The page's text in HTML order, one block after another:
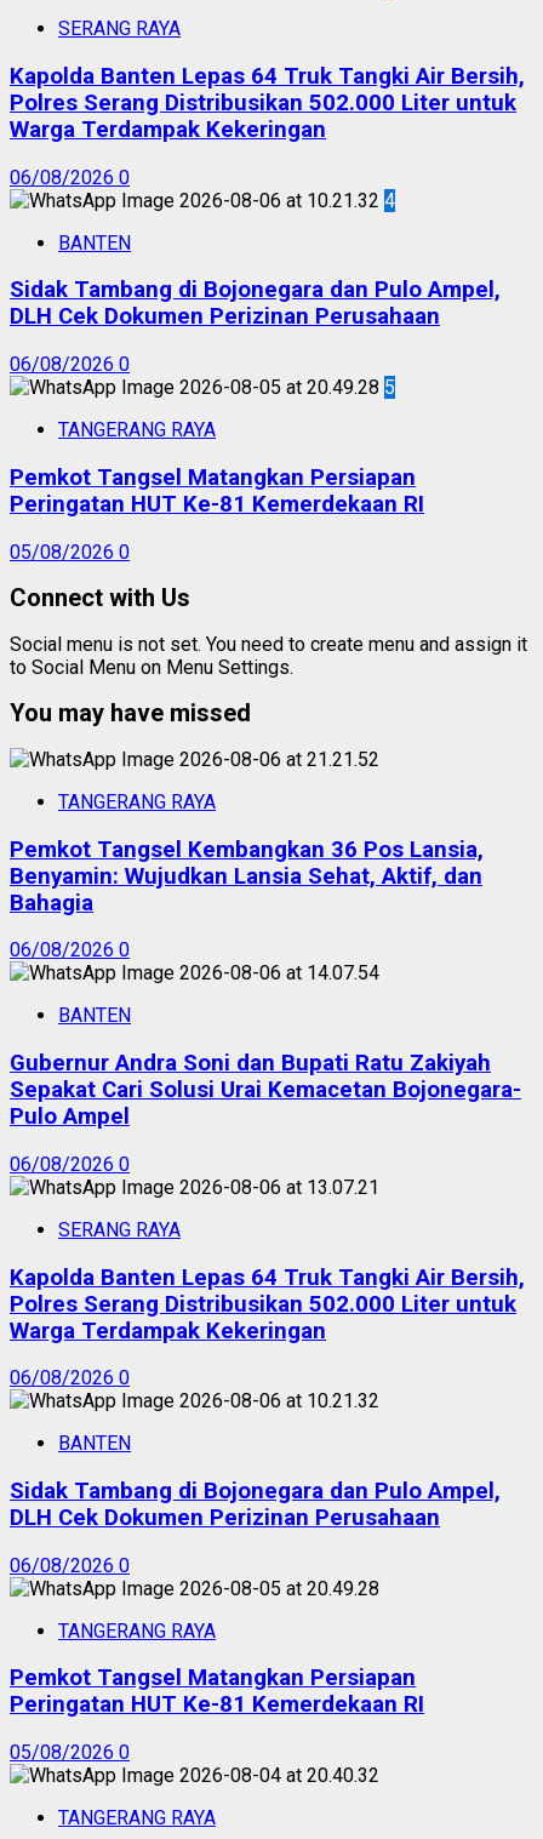
SERANG RAYA
Kapolda Banten Lepas 64 Truk Tangki Air Bersih,
Polres Serang Distribusikan 502.000 Liter untuk
Warga Terdampak Kekeringan
06/08/2026 0
4
BANTEN
Sidak Tambang di Bojonegara dan Pulo Ampel,
DLH Cek Dokumen Perizinan Perusahaan
06/08/2026 0
5
TANGERANG RAYA
Pemkot Tangsel Matangkan Persiapan
Peringatan HUT Ke-81 Kemerdekaan RI
05/08/2026 0
Connect with Us
Social menu is not set. You need to create menu and assign it
to Social Menu on Menu Settings.
You may have missed
TANGERANG RAYA
Pemkot Tangsel Kembangkan 36 Pos Lansia,
Benyamin: Wujudkan Lansia Sehat, Aktif, dan
Bahagia
06/08/2026 0
BANTEN
Gubernur Andra Soni dan Bupati Ratu Zakiyah
Sepakat Cari Solusi Urai Kemacetan Bojonegara-
Pulo Ampel
06/08/2026 0
SERANG RAYA
Kapolda Banten Lepas 64 Truk Tangki Air Bersih,
Polres Serang Distribusikan 502.000 Liter untuk
Warga Terdampak Kekeringan
06/08/2026 0
BANTEN
Sidak Tambang di Bojonegara dan Pulo Ampel,
DLH Cek Dokumen Perizinan Perusahaan
06/08/2026 0
TANGERANG RAYA
Pemkot Tangsel Matangkan Persiapan
Peringatan HUT Ke-81 Kemerdekaan RI
05/08/2026 0
TANGERANG RAYA